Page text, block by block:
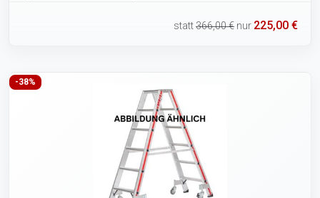
statt366,00 € nur 225,00 €
-38%